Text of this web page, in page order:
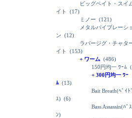
ビッグベイト・スイ
イト
(17)
ミノー (121)
メタルバイブレーシ
ン (12)
ラバージグ・チャタ
イト
(153)
+ ワーム (486)
150円均一 ﾜｰﾑ
+ 300円均一 ﾜｰ
ﾑ (13)
Bait Breath(ﾍﾞｲﾄ
ｽ) (6)
Bass Assassin(ﾊﾞ
ﾝ)